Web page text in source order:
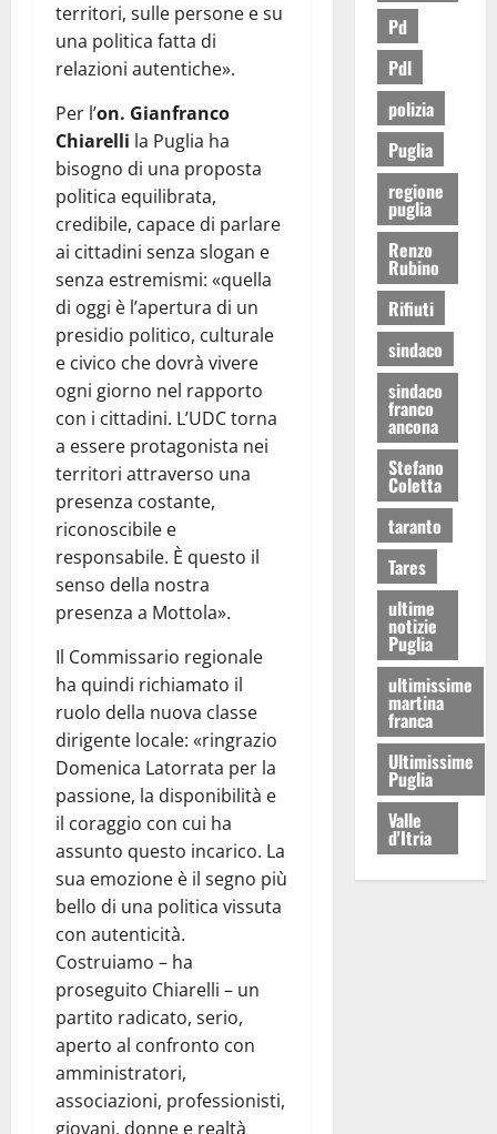
territori, sulle persone e su
una politica fatta di
relazioni autentiche».
Per l’on. Gianfranco
Chiarelli la Puglia ha
bisogno di una proposta
politica equilibrata,
credibile, capace di parlare
ai cittadini senza slogan e
senza estremismi: «quella
di oggi è l’apertura di un
presidio politico, culturale
e civico che dovrà vivere
ogni giorno nel rapporto
con i cittadini. L’UDC torna
a essere protagonista nei
territori attraverso una
presenza costante,
riconoscibile e
responsabile. È questo il
senso della nostra
presenza a Mottola».
Il Commissario regionale
ha quindi richiamato il
ruolo della nuova classe
dirigente locale: «ringrazio
Domenica Latorrata per la
passione, la disponibilità e
il coraggio con cui ha
assunto questo incarico. La
sua emozione è il segno più
bello di una politica vissuta
con autenticità.
Costruiamo – ha
proseguito Chiarelli – un
partito radicato, serio,
aperto al confronto con
amministratori,
associazioni, professionisti,
giovani, donne e realtà
Pd
Pdl
polizia
Puglia
regione
puglia
Renzo
Rubino
Rifiuti
sindaco
sindaco
franco
ancona
Stefano
Coletta
taranto
Tares
ultime
notizie
Puglia
ultimissime
martina
franca
Ultimissime
Puglia
Valle
d'Itria